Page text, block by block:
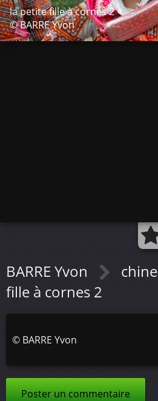
la petite fille à cornes 2
© BARRE Yvon
BARRE Yvon chine
fille à cornes 2
© BARRE Yvon
Poster un commentaire